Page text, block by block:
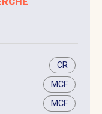
CR
MCF
MCF